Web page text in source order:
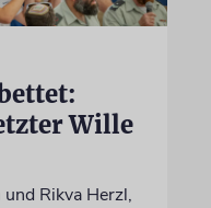
Wille
Rikva Herzl,